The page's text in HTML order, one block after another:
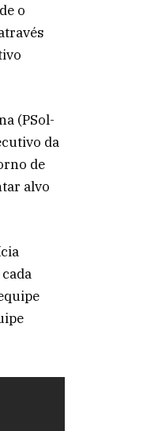
o
(PSol-
da
de
alvo